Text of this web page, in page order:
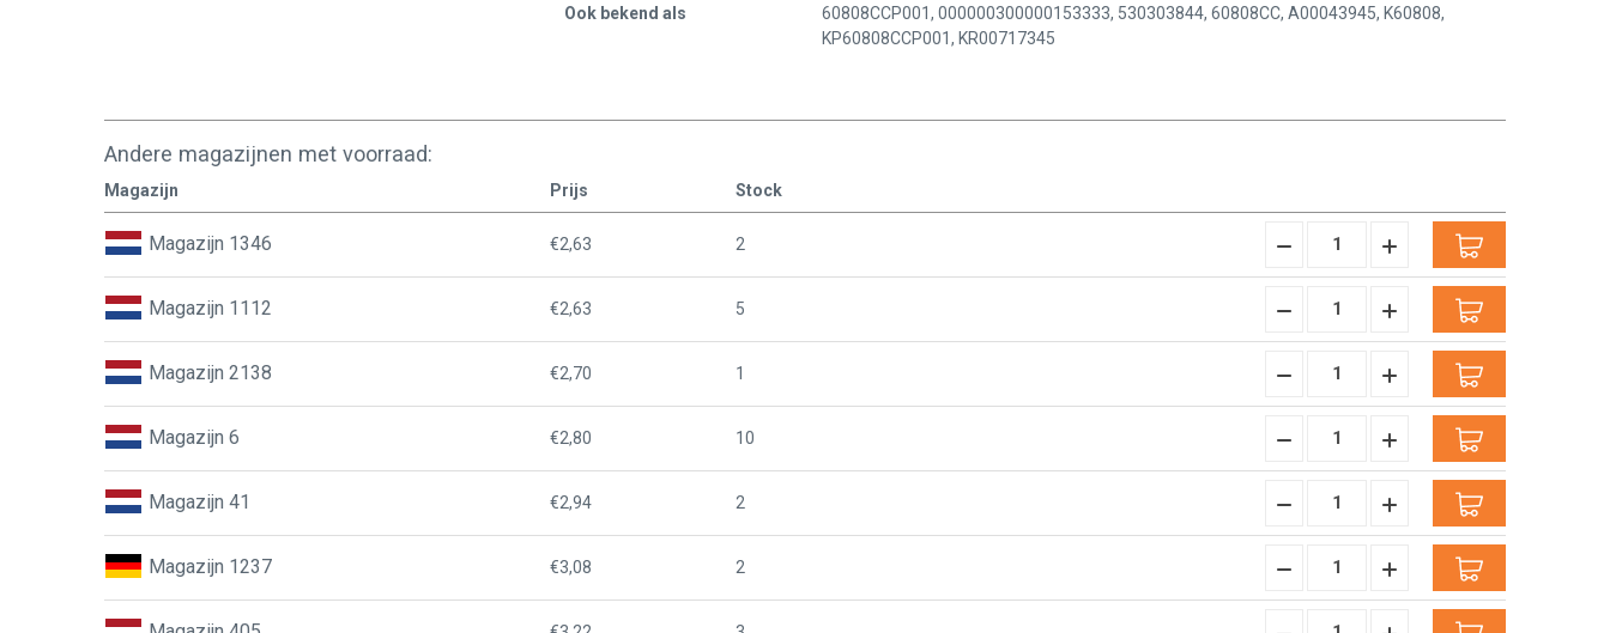
Ook bekend als
60808CCP001, 000000300000153333, 530303844, 60808CC, A00043945, K60808,
KP60808CCP001, KR00717345
Andere magazijnen met voorraad:
Magazijn Prijs Stock
Magazijn 1346 €2,63 2 Hoeveelheid Hoeveelheid
verhogen:
Magazijn 1112 €2,63 5 Hoeveelheid Hoeveelheid
verhogen:
Magazijn 2138 €2,70 1 Hoeveelheid Hoeveelheid
verhogen:
Magazijn 6 €2,80 10 Hoeveelheid Hoeveelheid
verhogen:
Magazijn 41 €2,94 2 Hoeveelheid Hoeveelheid
verhogen:
Magazijn 1237 €3,08 2 Hoeveelheid Hoeveelheid
verhogen: